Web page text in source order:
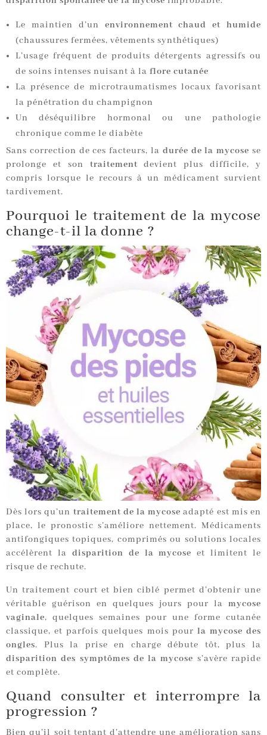
Le maintien d’un environnement chaud et humide
(chaussures fermées, vêtements synthétiques)
L’usage fréquent de produits détergents agressifs ou
de soins intenses nuisant à la flore cutanée
La présence de microtraumatismes locaux favorisant
la pénétration du champignon
Un déséquilibre hormonal ou une pathologie
chronique comme le diabète
Sans correction de ces facteurs, la durée de la mycose se
prolonge et son traitementdevient plus difficile, y
compris lorsque le recours à un médicament survient
tardivement.
Pourquoi le traitement de la mycose
change-t-il la donne ?
Dès lors qu’un traitement de la mycose adapté est mis en
place, le pronostic s’améliore nettement. Médicaments
antifongiques topiques, comprimés ou solutions locales
accélèrent la disparition de la mycose et limitent le
risque de rechute.
Un traitement court et bien ciblé permet d’obtenir une
véritable guérison en quelques jours pour la mycose
vaginale, quelques semaines pour une forme cutanée
classique, et parfois quelques mois pour la mycose des
ongles. Plus la prise en charge débute tôt, plus la
disparition des symptômes de la mycose s’avère rapide
et complète.
Quand consulter et interrompre la
progression ?
Bien qu’il soit tentant d’attendre une amélioration sans